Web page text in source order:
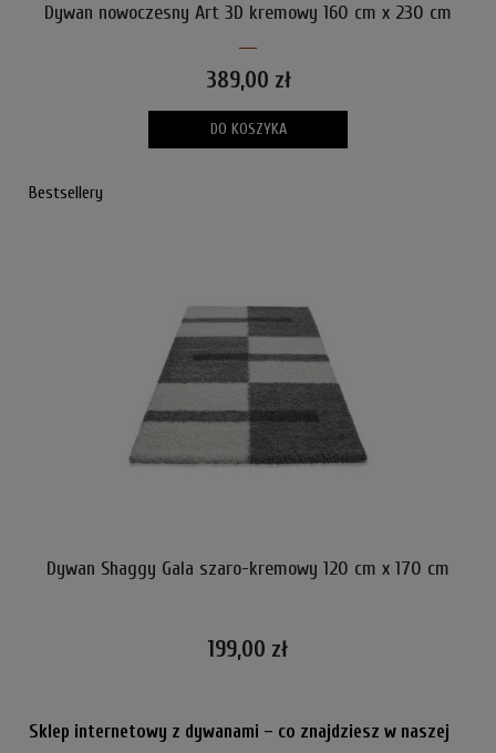
Dywan nowoczesny Art 3D kremowy 160 cm x 230 cm
389,00 zł
DO KOSZYKA
Bestsellery
Dywan Shaggy Gala szaro-kremowy 120 cm x 170 cm
199,00 zł
Sklep internetowy z dywanami – co znajdziesz w naszej